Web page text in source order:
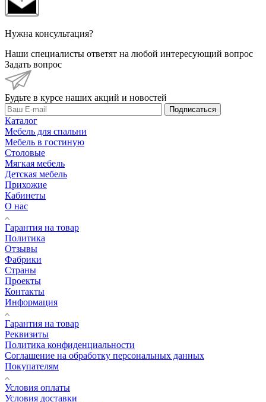
Нужна консультация?
Наши специалисты ответят на любой интересующий вопрос
Задать вопрос
Будьте в курсе наших акций и новостей
Подписаться
Каталог
Мебель для спальни
Мебель в гостиную
Столовые
Мягкая мебель
Детская мебель
Прихожие
Кабинеты
О нас
Гарантия на товар
Политика
Отзывы
Фабрики
Страны
Проекты
Контакты
Информация
Гарантия на товар
Реквизиты
Политика конфиденциальности
Соглашение на обработку персональных данных
Покупателям
Условия оплаты
Условия доставки